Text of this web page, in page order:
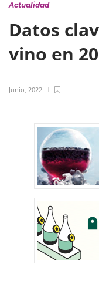
Actualidad
Datos
vino en
Junio, 2022